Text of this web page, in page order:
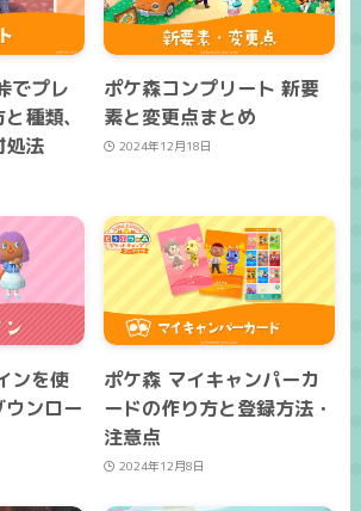
でプレ
種類、
処法
ポケ森コンプリート 新要
素と変更点まとめ
2024年12月18日
ンを使
ウンロー
ポケ森 マイキャンパーカ
ードの作り方と登録方法・
注意点
2024年12月8日